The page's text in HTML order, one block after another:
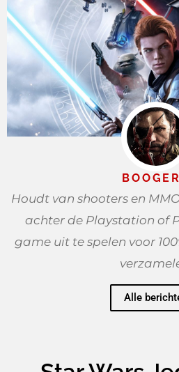
Houdt van shooters en
achter de Playstation of
game uit te spelen voor
Alle